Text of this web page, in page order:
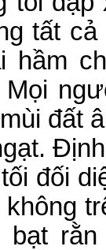
tất
hầm
đất
đối